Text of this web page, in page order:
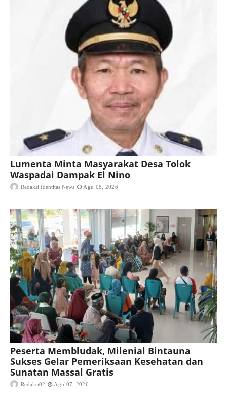
Lumenta Minta Masyarakat Desa Tolok
Waspadai Dampak El Nino
Redaksi Identitas News Agu 08, 2026
Peserta Membludak, Milenial Bintauna
Sukses Gelar Pemeriksaan Kesehatan dan
Sunatan Massal Gratis
Redaksi02 Agu 07, 2026